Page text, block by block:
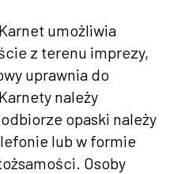
umożliwia
z terenu imprezy,
uprawnia do
należy
opaski należy
lub w formie
Osoby